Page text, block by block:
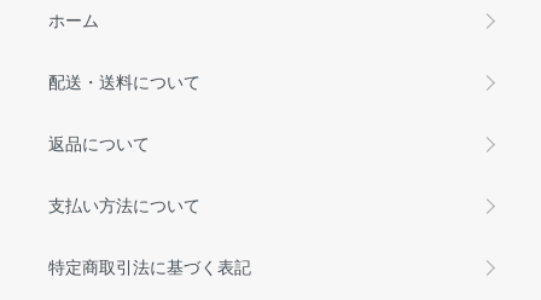
ホーム
配送・送料について
返品について
支払い方法について
特定商取引法に基づく表記